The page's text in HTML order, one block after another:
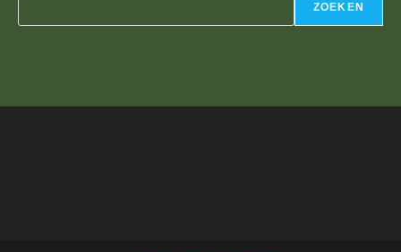
ZOEKEN